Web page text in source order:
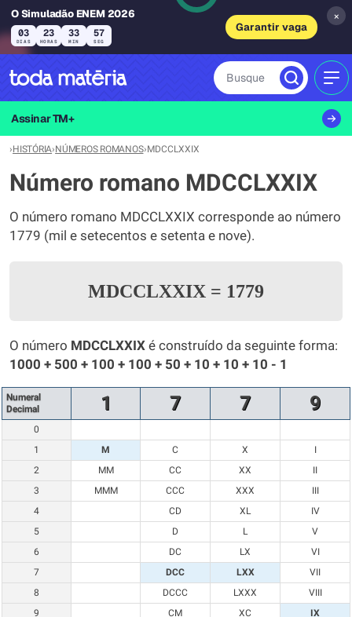
O Simuladão ENEM 2026
03
DIAS
23
HORAS
33
MIN
56
SEG
Garantir vaga
×
Busque
Assinar TM+
›HISTÓRIA›NÚMEROS ROMANOS›MDCCLXXIX
Número romano MDCCLXXIX
O número romano MDCCLXXIX corresponde ao número
1779 (mil e setecentos e setenta e nove).
MDCCLXXIX = 1779
O número MDCCLXXIX é construído da seguinte forma:
1000 + 500 + 100 + 100 + 50 + 10 + 10 + 10 - 1
Numeral
Decimal
1 7 7 9
0
1
M C X
I
2
MM CC XX
II
3
MMM CCC XXX
III
4
CD XL
IV
5
D L
V
6
DC LX
VI
7
DCC LXX
VII
8
DCCC LXXX
VIII
9
CM XC IX